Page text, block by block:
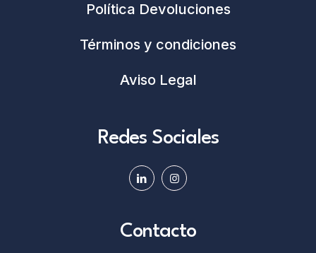
Política Devoluciones
Términos y condiciones
Aviso Legal
Redes Sociales
Contacto